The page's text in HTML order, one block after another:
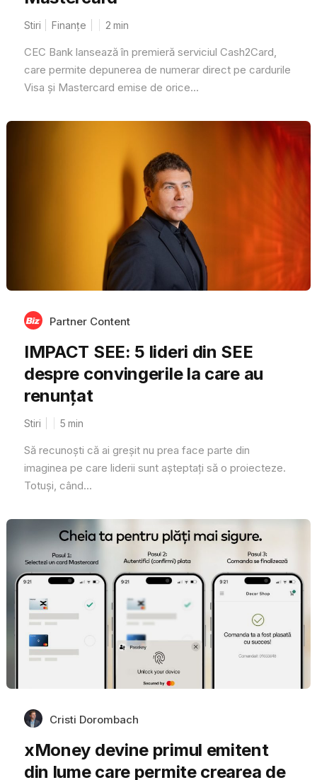
Stiri Finanțe 2 min
CEC Bank lansează în premieră serviciul Cash2Card,
care permite depunerea de numerar direct pe cardurile
Visa și Mastercard emise de orice...
Partner Content
IMPACT SEE: 5 lideri din SEE
despre convingerile la care au
renunțat
Stiri 5 min
Să recunoști că ai greșit nu prea face parte din
imaginea pe care liderii sunt așteptați să o proiecteze.
Totuși, când...
Cristi Dorombach
xMoney devine primul emitent
din lume care permite crearea de